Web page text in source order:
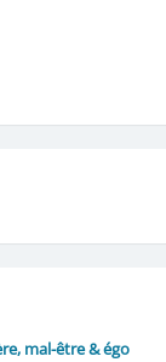
mal-être & égo